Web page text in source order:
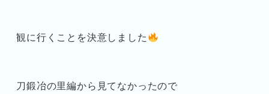
観に行くことを決意しました
刀鍛冶の里編から見てなかったので